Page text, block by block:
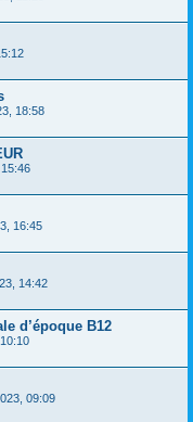
18:58
16:45
14:42
d’époque B12
09:09